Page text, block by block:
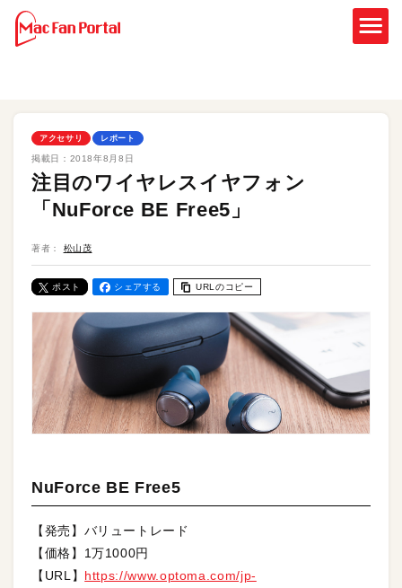
アクセサリ レポート
掲載日： 2018年8月8日
注目のワイヤレスイヤフォン
「NuForce BE Free5」
著者： 松山茂
ポスト シェアする URLのコピー
NuForce BE Free5
【発売】バリュートレード
【価格】1万1000円
【URL】 https://www.optoma.com/jp-